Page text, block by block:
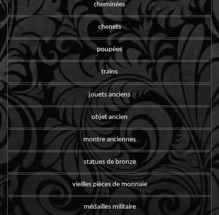
cheminées
chenets
poupées
trains
jouets anciens
objet ancien
montre anciennes
statues de bronze
vieilles pièces de monnaie
médailles militaire